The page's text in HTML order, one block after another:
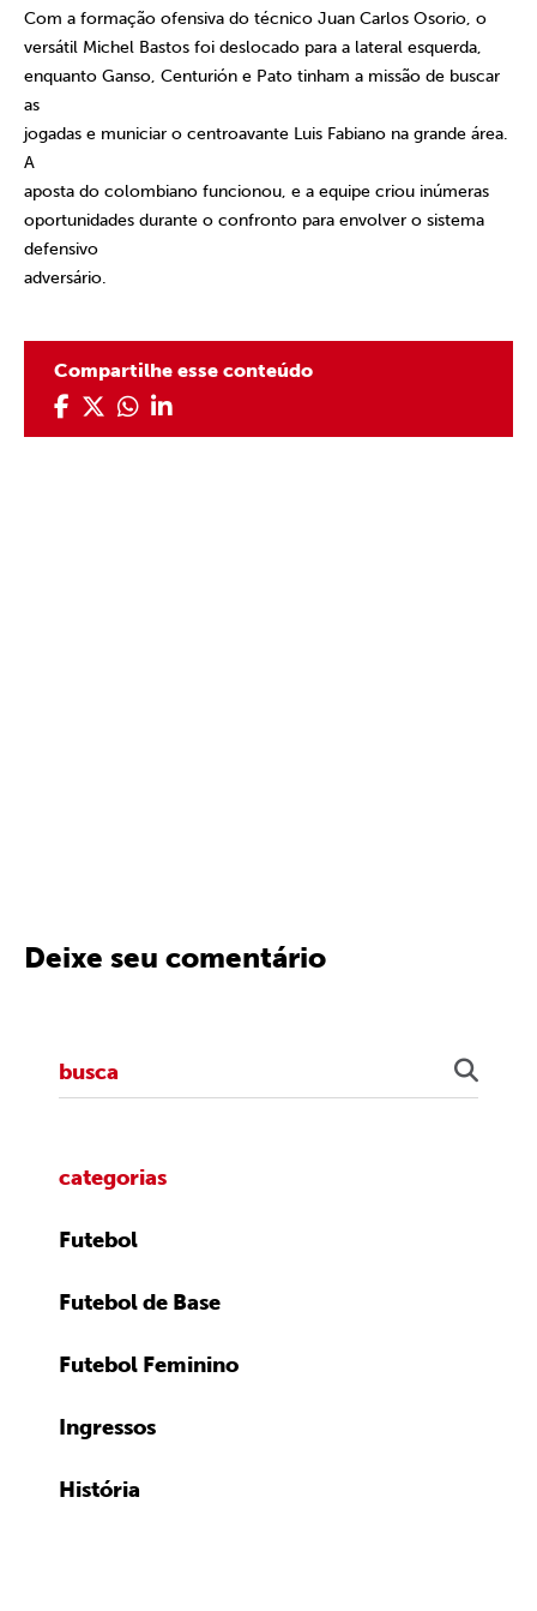
Com a formação ofensiva do técnico Juan Carlos Osorio, o
versátil Michel Bastos foi deslocado para a lateral esquerda,
enquanto Ganso, Centurión e Pato tinham a missão de buscar
as
jogadas e municiar o centroavante Luis Fabiano na grande área.
A
aposta do colombiano funcionou, e a equipe criou inúmeras
oportunidades durante o confronto para envolver o sistema
defensivo
adversário.
Compartilhe esse conteúdo
Deixe seu comentário
categorias
Futebol
Futebol de Base
Futebol Feminino
Ingressos
História